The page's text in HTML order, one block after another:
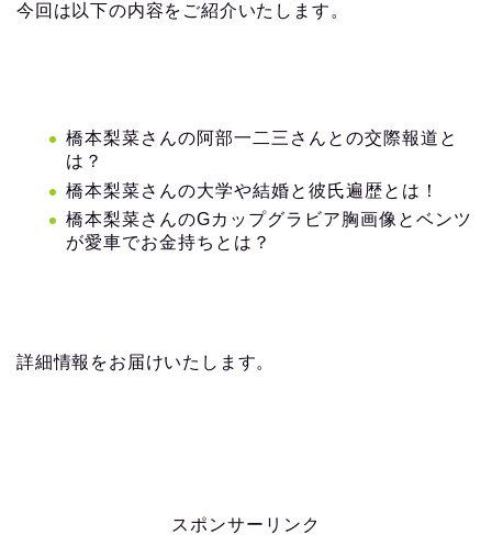
今回は以下の内容をご紹介いたします。
橋本梨菜さんの阿部一二三さんとの交際報道と
は？
橋本梨菜さんの大学や結婚と彼氏遍歴とは！
橋本梨菜さんのGカップグラビア胸画像とベンツ
が愛車でお金持ちとは？
詳細情報をお届けいたします。
スポンサーリンク